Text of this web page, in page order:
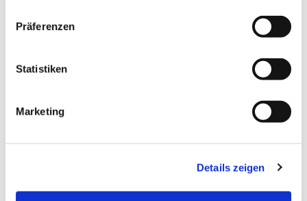
Präferenzen
Statistiken
Marketing
Details zeigen
Dies könnte Sie auch interessieren